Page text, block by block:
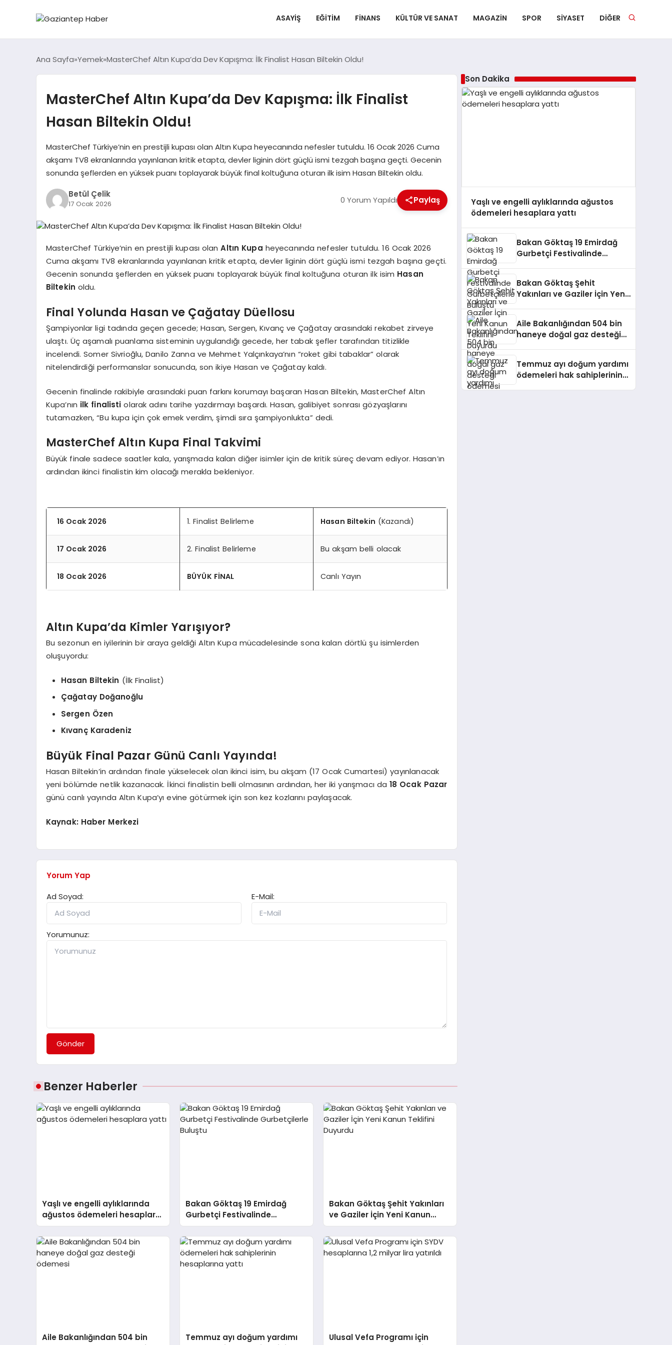
ASAYIŞ EĞITIM FINANS KÜLTÜR VE SANAT MAGAZIN SPOR SIYASET DIĞER
Ana Sayfa Yemek MasterChef Altın Kupa’da Dev Kapışma: İlk Finalist Hasan Biltekin Oldu!
MasterChef Altın Kupa’da Dev Kapışma: İlk Finalist
Hasan Biltekin Oldu!
MasterChef Türkiye’nin en prestijli kupası olan Altın Kupa heyecanında nefesler tutuldu. 16 Ocak 2026 Cuma
akşamı TV8 ekranlarında yayınlanan kritik etapta, devler liginin dört güçlü ismi tezgah başına geçti. Gecenin
sonunda şeflerden en yüksek puanı toplayarak büyük final koltuğuna oturan ilk isim Hasan Biltekin oldu.
Betül Çelik
17 Ocak 2026 0 Yorum Yapıldı Paylaş
MasterChef Türkiye’nin en prestijli kupası olanAltın Kupa heyecanında nefesler tutuldu. 16 Ocak 2026
Cuma akşamı TV8 ekranlarında yayınlanan kritik etapta, devler liginin dört güçlü ismi tezgah başına geçti.
Gecenin sonunda şeflerden en yüksek puanı toplayarak büyük final koltuğuna oturan ilk isim Hasan
Biltekin oldu.
Final Yolunda Hasan ve Çağatay Düellosu
Şampiyonlar ligi tadında geçen gecede; Hasan, Sergen, Kıvanç ve Çağatay arasındaki rekabet zirveye
ulaştı. Üç aşamalı puanlama sisteminin uygulandığı gecede, her tabak şefler tarafından titizlikle
incelendi. Somer Sivrioğlu, Danilo Zanna ve Mehmet Yalçınkaya’nın “roket gibi tabaklar” olarak
nitelendirdiği performanslar sonucunda, son ikiye Hasan ve Çağatay kaldı.
Gecenin finalinde rakibiyle arasındaki puan farkını korumayı başaran Hasan Biltekin, MasterChef Altın
Kupa’nın ilk finalisti olarak adını tarihe yazdırmayı başardı. Hasan, galibiyet sonrası gözyaşlarını
tutamazken, “Bu kupa için çok emek verdim, şimdi sıra şampiyonlukta” dedi.
MasterChef Altın Kupa Final Takvimi
Büyük finale sadece saatler kala, yarışmada kalan diğer isimler için de kritik süreç devam ediyor. Hasan’ın
ardından ikinci finalistin kim olacağı merakla bekleniyor.
16 Ocak 2026 1. Finalist Belirleme Hasan Biltekin (Kazandı)
17 Ocak 2026 2. Finalist Belirleme Bu akşam belli olacak
18 Ocak 2026 BÜYÜK FİNAL Canlı Yayın
Altın Kupa’da Kimler Yarışıyor?
Bu sezonun en iyilerinin bir araya geldiği Altın Kupa mücadelesinde sona kalan dörtlü şu isimlerden
oluşuyordu:
Hasan Biltekin (İlk Finalist)
Çağatay Doğanoğlu
Sergen Özen
Kıvanç Karadeniz
Büyük Final Pazar Günü Canlı Yayında!
Hasan Biltekin’in ardından finale yükselecek olan ikinci isim, bu akşam (17 Ocak Cumartesi) yayınlanacak
yeni bölümde netlik kazanacak. İkinci finalistin belli olmasının ardından, her iki yarışmacı da 18 Ocak Pazar
günü canlı yayında Altın Kupa’yı evine götürmek için son kez kozlarını paylaşacak.
Kaynak: Haber Merkezi
Yorum Yap
Ad Soyad:
E-Mail:
Yorumunuz:
Gönder
Benzer Haberler
Yaşlı ve engelli aylıklarında
ağustos ödemeleri hesaplara
yattı
Bakan Göktaş 19 Emirdağ
Gurbetçi Festivalinde
Gurbetçilerle Buluştu
Bakan Göktaş Şehit Yakınları
ve Gaziler İçin Yeni Kanun
Teklifini Duyurdu
Aile Bakanlığından 504 bin
Temmuz ayı doğum yardımı
Ulusal Vefa Programı için
Son Dakika
Yaşlı ve engelli aylıklarında ağustos
ödemeleri hesaplara yattı
Bakan Göktaş 19 Emirdağ
Gurbetçi Festivalinde
Bakan Göktaş Şehit
Yakınları ve Gaziler İçin Yeni
Aile Bakanlığından 504 bin
haneye doğal gaz desteği
Temmuz ayı doğum yardımı
ödemeleri hak sahiplerinin